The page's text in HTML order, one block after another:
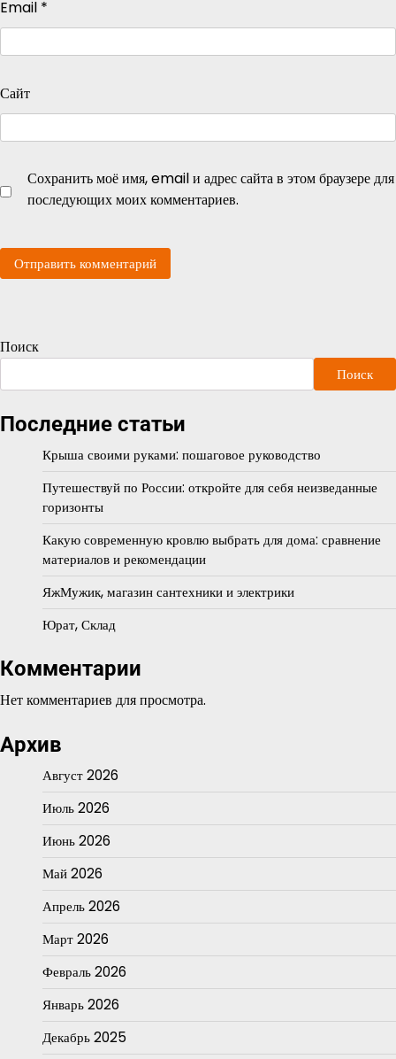
Email *
Сайт
Сохранить моё имя, email и адрес сайта в этом браузере для
последующих моих комментариев.
Поиск
Поиск
Последние статьи
Крыша своими руками: пошаговое руководство
Путешествуй по России: откройте для себя неизведанные
горизонты
Какую современную кровлю выбрать для дома: сравнение
материалов и рекомендации
ЯжМужик, магазин сантехники и электрики
Юрат, Склад
Комментарии
Нет комментариев для просмотра.
Архив
Август 2026
Июль 2026
Июнь 2026
Май 2026
Апрель 2026
Март 2026
Февраль 2026
Январь 2026
Декабрь 2025